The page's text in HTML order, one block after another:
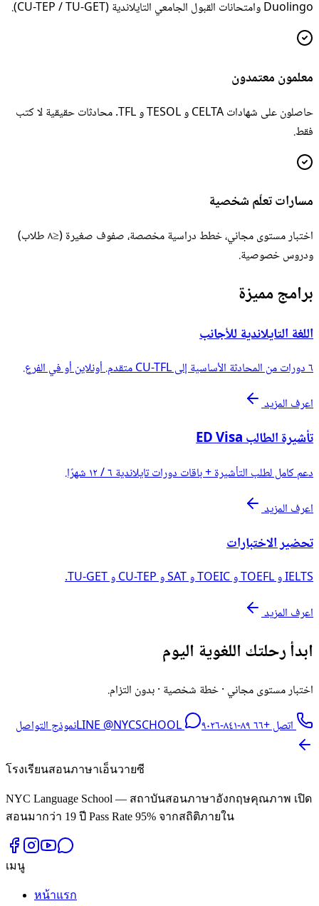
Duolingo وامتحانات القبول الجامعي التايلاندية (CU-TEP / TU-GET).
معلمون معتمدون
حاصلون على شهادات CELTA و TESOL و TFL. محادثات حقيقية لا كتب
فقط.
مسارات تعلّم شخصية
اختبار مستوى مجاني، خطط دراسية مخصصة، صفوف صغيرة (≤٨ طلاب)
ودروس خصوصية.
برامج مميزة
اللغة التايلاندية للأجانب
٦ دورات من المحادثة الأساسية إلى CU-TFL متقدم. أونلاين أو في الفرع.
اعرف المزيد
تأشيرة الطالب ED Visa
دعم كامل لطلب التأشيرة + باقات دورات تايلاندية ٦ / ١٢ شهرًا.
اعرف المزيد
تحضير الاختبارات
IELTS و TOEFL و TOEIC و SAT و CU-TEP و TU-GET.
اعرف المزيد
ابدأ رحلتك اللغوية اليوم
اختبار مستوى مجاني · خطة شخصية · بدون التزام.
اتصل +٦٦ ٨٩-٨٤١-٩٠٢٦
LINE @NYCSCHOOL نموذج التواصل
โรงเรียนสอนภาษาเอ็นวายซี
NYC Language School — สถาบันสอนภาษาอังกฤษคุณภาพ เปิด
สอนมากว่า 19 ปี Pass Rate 95% จากสถิติภายใน
เมนู
หน้าแรก